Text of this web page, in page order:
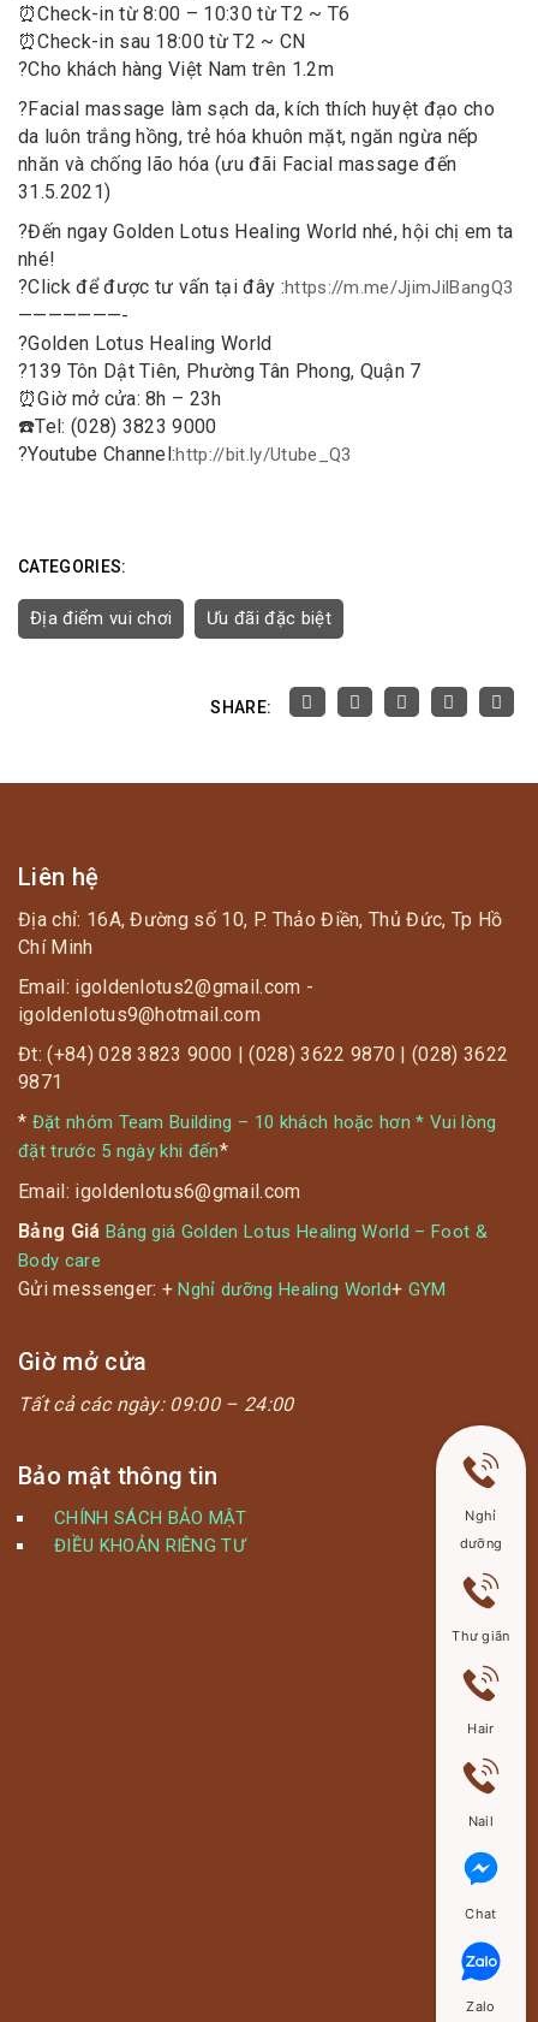
⏰Check-in từ 8:00 – 10:30 từ T2 ~ T6
⏰Check-in sau 18:00 từ T2 ~ CN
?Cho khách hàng Việt Nam trên 1.2m
?Facial massage làm sạch da, kích thích huyệt đạo cho
da luôn trắng hồng, trẻ hóa khuôn mặt, ngăn ngừa nếp
nhăn và chống lão hóa (ưu đãi Facial massage đến
31.5.2021)
?Đến ngay Golden Lotus Healing World nhé, hội chị em ta
nhé!
?Click để được tư vấn tại đây :https://m.me/JjimJilBangQ3
———————-
?Golden Lotus Healing World
?139 Tôn Dật Tiên, Phường Tân Phong, Quận 7
⏰Giờ mở cửa: 8h – 23h
☎️Tel: (028) 3823 9000
?Youtube Channel:http://bit.ly/Utube_Q3
CATEGORIES:
Địa điểm vui chơi Ưu đãi đặc biệt
SHARE:
Liên hệ
Địa chỉ: 16A, Đường số 10, P. Thảo Điền, Thủ Đức, Tp Hồ
Chí Minh
Email: igoldenlotus2@gmail.com -
igoldenlotus9@hotmail.com
Đt: (+84) 028 3823 9000 | (028) 3622 9870 | (028) 3622
9871
* Đặt nhóm Team Building – 10 khách hoặc hơn * Vui lòng
đặt trước 5 ngày khi đến*
Email: igoldenlotus6@gmail.com
Bảng Giá Bảng giá Golden Lotus Healing World – Foot &
Body care
Gửi messenger: +Nghỉ dưỡng Healing World+ GYM
Giờ mở cửa
Tất cả các ngày: 09:00 – 24:00
Bảo mật thông tin
CHÍNH SÁCH BẢO MẬT
ĐIỀU KHOẢN RIÊNG TƯ
Nghỉ
dưỡng
Thư giãn
Hair
Nail
Chat
Zalo